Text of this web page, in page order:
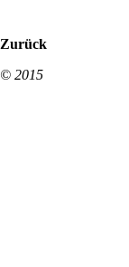
Zurück
© 2015